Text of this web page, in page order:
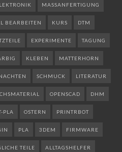
MASSANFERTIGUNG
BEARBEITEN KURS DTM
EXPERIMENTE TAGUNG
KLEBEN MATTERHORN
SCHMUCK LITERATUR
OPENSCAD DHM
PLA OSTERN PRINTRBOT
PLA 3DEM FIRMWARE
TEILE ALLTAGSHELFER